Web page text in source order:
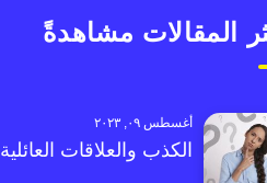
المقالات مشاهدةً
أغسطس ٠٩, ٢٠٢٣
الكذب والعلاقات العائلية